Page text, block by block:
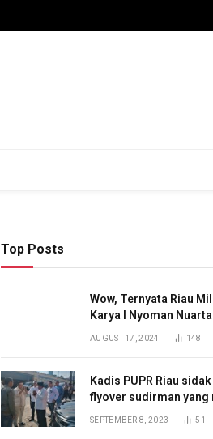
Top Posts
Wow, Ternyata Riau
Karya I Nyoman Nuarta
AUGUST 17, 2024 148
Kadis PUPR Riau
flyover sudirman yang
SEPTEMBER 8, 2023 51